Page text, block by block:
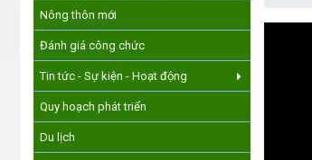
Nông thôn mới
Đánh giá công chức
Tin tức - Sự kiện - Hoạt động
Quy hoạch phát triển
Du lịch